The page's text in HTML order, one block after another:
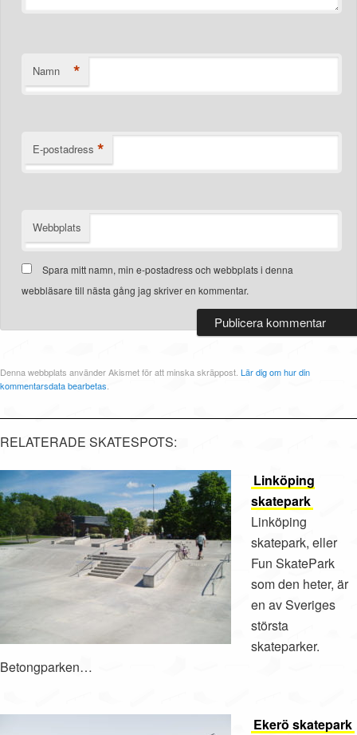
Namn *
E-postadress *
Webbplats
Spara mitt namn, min e-postadress och webbplats i denna
webbläsare till nästa gång jag skriver en kommentar.
Denna webbplats använder Akismet för att minska skräppost. Lär dig om hur din
kommentarsdata bearbetas.
RELATERADE SKATESPOTS:
Linköping
skatepark
Linköping
skatepark, eller
Fun SkatePark
som den heter, är
en av Sveriges
största
skateparker.
Betongparken…
Ekerö skatepark